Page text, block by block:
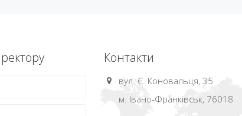
Контакти
вул. Є. Коновальця, 35
м. Івано-Франківськ, 76018